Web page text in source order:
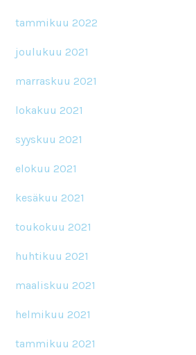
tammikuu 2022
joulukuu 2021
marraskuu 2021
lokakuu 2021
syyskuu 2021
elokuu 2021
kesäkuu 2021
toukokuu 2021
huhtikuu 2021
maaliskuu 2021
helmikuu 2021
tammikuu 2021